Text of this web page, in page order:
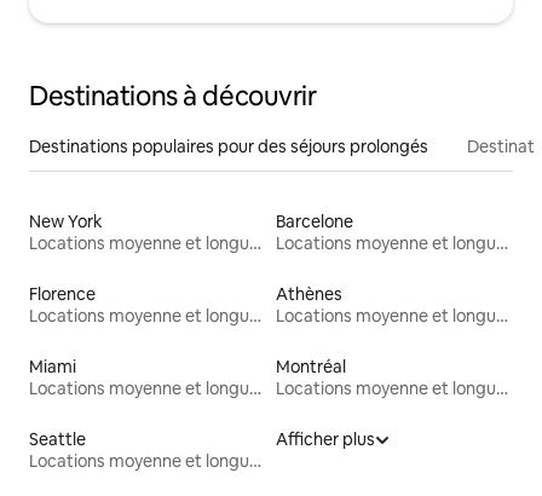
Destinations à découvrir
Destinations populaires pour des séjours prolongés
New York
Locations moyenne et longue durée
Barcelone
Locations moyenne et longue durée
Florence
Locations moyenne et longue durée
Athènes
Locations moyenne et longue durée
Miami
Locations moyenne et longue durée
Montréal
Locations moyenne et longue durée
Seattle
Locations moyenne et longue durée
Afficher plus